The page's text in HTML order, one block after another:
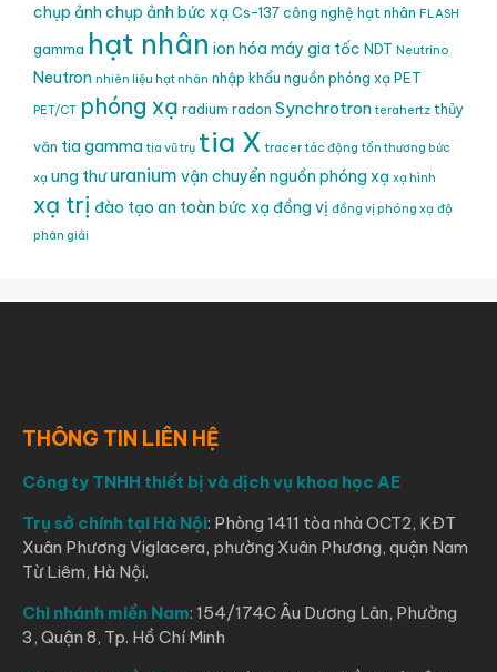
chụp ảnh chụp ảnh bức xạ Cs-137 công nghệ hạt nhân FLASH
gamma hạt nhân ion hóa máy gia tốc NDT Neutrino
Neutron nhiên liệu hạt nhân nhập khẩu nguồn phóng xạ PET
PET/CT phóng xạ radium radon Synchrotron terahertz thủy
văn tia gamma tia vũ trụ tia X tracer tác động tổn thương bức
xạ ung thư uranium vận chuyển nguồn phóng xạ xạ hình
xạ trị đào tạo an toàn bức xạ đồng vị đồng vị phóng xạ độ
phân giải
THÔNG TIN LIÊN HỆ
Công ty TNHH thiết bị và dịch vụ khoa học AE
Trụ sở chính tại Hà Nội: Phòng 1411 tòa nhà OCT2, KĐT
Xuân Phương Viglacera, phường Xuân Phương, quận Nam
Từ Liêm, Hà Nội.
Chi nhánh miền Nam: 154/174C Âu Dương Lân, Phường
3, Quận 8, Tp. Hồ Chí Minh